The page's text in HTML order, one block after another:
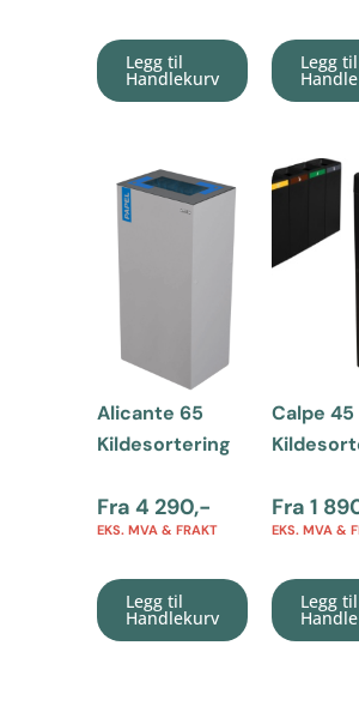
Legg til
Handlekurv
Legg til
Alicante 65
Kildesortering
Fra 4 290,-
EKS. MVA & FRAKT
Legg til
Handlekurv
Calpe 45
Fra 1
EKS. MVA &
Legg til